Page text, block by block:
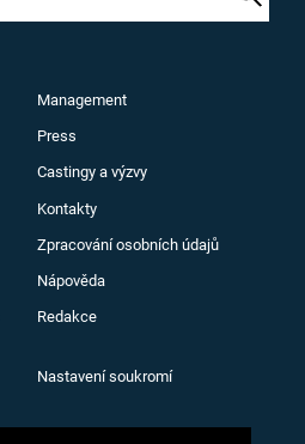
Management
Press
Castingy a výzvy
Kontakty
Zpracování osobních údajů
Nápověda
Redakce
Nastavení soukromí